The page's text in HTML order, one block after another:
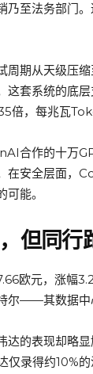
乃至法务部门
周期从天级压
这套系统的底
倍，每兆瓦
合作的十万
安全层面，
能。
但同行
欧元，涨幅
尔——其数据中
达的表现却
仅录得约10%